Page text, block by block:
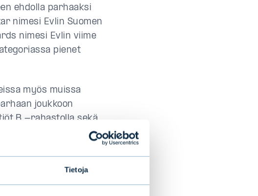
Tietoja
ehdolla parhaaksi
nimesi Evlin Suomen
nimesi Evlin viime
pienet
myös muissa
joukkoon
B -rahastolla sekä